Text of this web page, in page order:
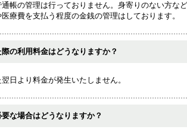
帳の管理は行っておりません。身寄りのない方な
医療費を支払う程度の金銭の管理はしております。
の利用料金はどうなりますか？
日より料金が発生いたしません。
な場合はどうなりますか？